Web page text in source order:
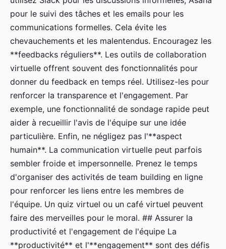
pour le suivi des tâches et les emails pour les
communications formelles. Cela évite les
chevauchements et les malentendus. Encouragez les
**feedbacks réguliers**. Les outils de collaboration
virtuelle offrent souvent des fonctionnalités pour
donner du feedback en temps réel. Utilisez-les pour
renforcer la transparence et l'engagement. Par
exemple, une fonctionnalité de sondage rapide peut
aider à recueillir l'avis de l'équipe sur une idée
particulière. Enfin, ne négligez pas l'**aspect
humain**. La communication virtuelle peut parfois
sembler froide et impersonnelle. Prenez le temps
d'organiser des activités de team building en ligne
pour renforcer les liens entre les membres de
l'équipe. Un quiz virtuel ou un café virtuel peuvent
faire des merveilles pour le moral. ## Assurer la
productivité et l'engagement de l'équipe La
**productivité** et l'**engagement** sont des défis